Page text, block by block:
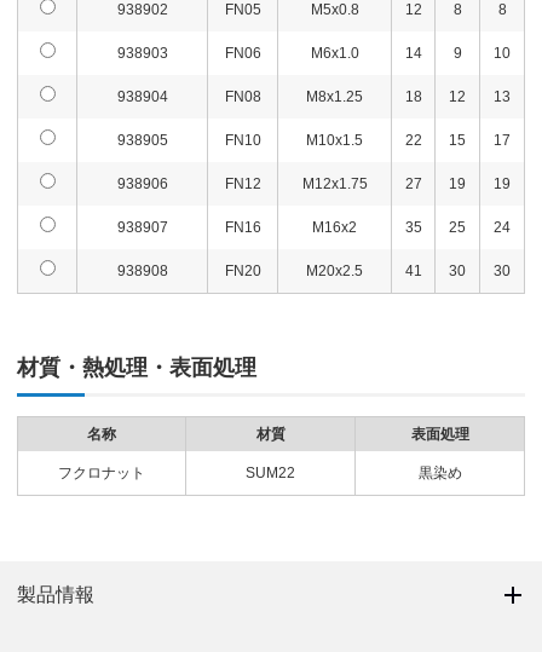
938902 FN05 M5x0.8 12 8 8
938903 FN06 M6x1.0 14 9 10
938904 FN08 M8x1.25 18 12 13
938905 FN10 M10x1.5 22 15 17
938906 FN12 M12x1.75 27 19 19
938907 FN16 M16x2 35 25 24
938908 FN20 M20x2.5 41 30 30
材質・熱処理・表面処理
名称 材質 表面処理
フクロナット SUM22 黒染め
製品情報